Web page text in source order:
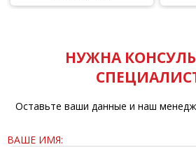
НУЖНА
Оставьте ваши данные и наш
ВАШЕ ИМЯ: